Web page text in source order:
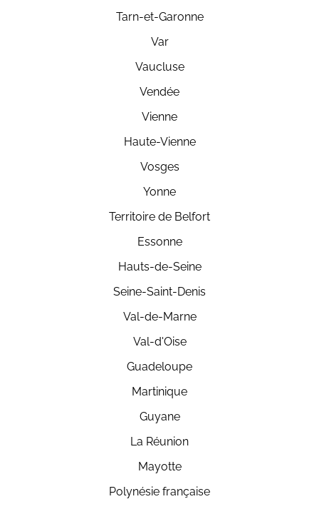
Tarn-et-Garonne
Var
Vaucluse
Vendée
Vienne
Haute-Vienne
Vosges
Yonne
Territoire de Belfort
Essonne
Hauts-de-Seine
Seine-Saint-Denis
Val-de-Marne
Val-d'Oise
Guadeloupe
Martinique
Guyane
La Réunion
Mayotte
Polynésie française